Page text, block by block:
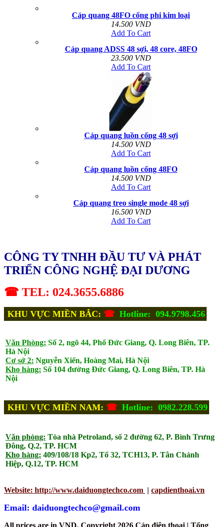
Cáp quang 48FO cống phi kim loại
14.500 VND
Add To Cart
Cáp quang ADSS 48 sợi, 48 core, 48FO
23.500 VND
Add To Cart
Cáp quang luồn cống 48 sợi
14.500 VND
Add To Cart
Cáp quang luồn cống 48FO
14.500 VND
Add To Cart
Cáp quang treo single mode 48 sợi
16.500 VND
Add To Cart
CÔNG TY TNHH ĐẦU TƯ VÀ PHÁT
TRIỂN CÔNG NGHỆ ĐẠI DƯƠNG
☎ TEL: 024.3655.6886
KHU VỰC MIỀN BẮC: ☎ Hotline: 094.9798.456
Văn Phòng: Số 2, ngõ 44, Phố Đức Giang, Q. Long Biên, TP.
Hà Nội
Cơ sở 2: Nguyễn Xiển, Hoàng Mai, Hà Nội
Kho hàng: Số 104 đường Đức Giang, Q. Long Biên, TP. Hà
Nội
KHU VỰC MIỀN NAM: ☎ Hotline: 0982.228.599
Văn phòng: Tòa nhà Petroland, số 2 đường 62, P. Bình Trưng
Đông, Q.2, TP. HCM
Kho hàng: 409/108/18 Kp2, Tổ 32, TCH13, P. Tân Chánh
Hiệp, Q.12, TP. HCM
Website: http://www.daiduongtechco.com | capdienthoai.vn
Email: daiduongtechco@gmail.com
All prices are in VND. Copyright 2026 Cáp điện thoại | Tổng